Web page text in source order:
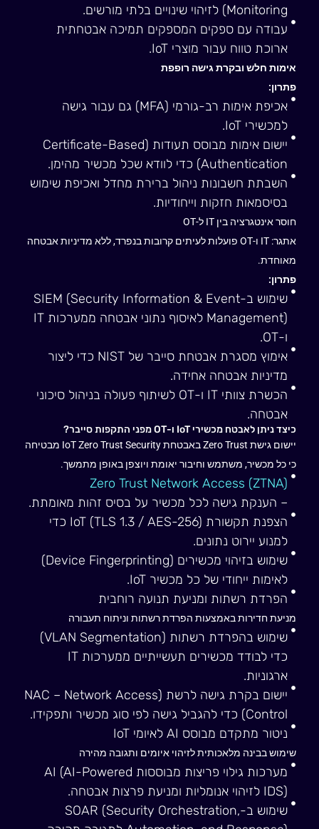
Monitoring) לזיהוי שינויים בלתי מורשים.
עבודה עם ספקים המספקים תמיכה אבטחתית
ארוכת טווח עבור מוצרי IoT.
אימות חלש ובקרת גישה רופפת
פתרון:
אכיפת אימות רב-גורמי (MFA) גם עבור גישה
למכשירי IoT.
יישום אימות מבוסס תעודות (Certificate-Based
Authentication) כדי לוודא שכל מכשיר מהימן.
השבתת חשבונות ניהול ברירת מחדל ואכיפת שימוש
בסיסמאות חזקות וייחודיות.
חוסר אינטגרציה בין IT ל-OT
אתגר: IT ו-OT פועלות לעיתים קרובות בנפרד, ללא מדיניות אבטחה
מאוחדת.
פתרון:
שימוש ב-SIEM (Security Information & Event
Management) לאיסוף נתוני אבטחה ממערכות IT
ו-OT.
אימוץ מסגרת אבטחת סייבר של NIST כדי ליצור
מדיניות אבטחה אחידה.
הכשרת צוותי IT ו-OT לשיתוף פעולה בניהול סיכוני
אבטחה.
כיצד ניתן לאבטח מכשירי IoT ו-OT מפני התקפות סייבר?
יישום גישת Zero Trust באבטחת IoT Zero Trust Security מבטיחה
כי כל מכשיר, משתמש וחיבור יאומת ויוצפן באופן מתמשך.
Zero Trust Network Access (ZTNA)
– הענקת גישה לכל מכשיר על בסיס זהות מאומתת.
הצפנת תקשורת IoT (TLS 1.3 / AES-256) כדי
למנוע יירוט נתונים.
שימוש בזיהוי מכשירים (Device Fingerprinting)
לאימות ייחודי של כל מכשיר IoT.
הפרדת רשתות ומניעת תנועה רוחבית
מניעת חדירות באמצעות הפרדת רשתות וניתוח תעבורה
שימוש בהפרדת רשתות (VLAN Segmentation)
כדי לבודד מכשירים תעשייתיים ממערכות IT
ארגוניות.
יישום בקרת גישה לרשת (NAC – Network Access
Control) כדי להגביל גישה לפי סוג מכשיר ותפקידו.
ניטור מתקדם מבוסס AI לאיומי IoT
שימוש בבינה מלאכותית לזיהוי איומים ותגובה מהירה
מערכות גילוי פריצות מבוססות AI (AI-Powered
IDS) לזיהוי אנומליות ומניעת פרצות אבטחה.
שימוש ב-SOAR (Security Orchestration,